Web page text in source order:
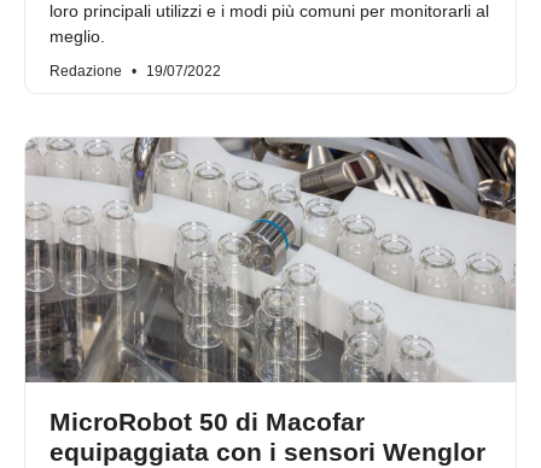
loro principali utilizzi e i modi più comuni per monitorarli al
meglio.
Redazione 19/07/2022
MicroRobot 50 di Macofar
equipaggiata con i sensori Wenglor